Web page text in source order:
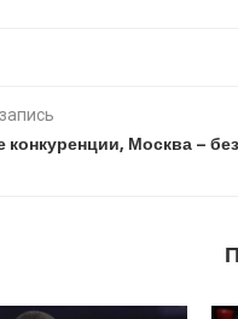
конкуренции, Москва –